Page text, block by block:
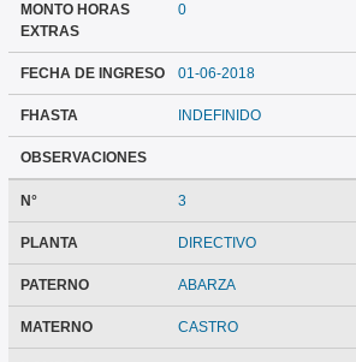
MONTO HORAS
EXTRAS
0
FECHA DE INGRESO 01-06-2018
FHASTA INDEFINIDO
OBSERVACIONES
N° 3
PLANTA DIRECTIVO
PATERNO ABARZA
MATERNO CASTRO